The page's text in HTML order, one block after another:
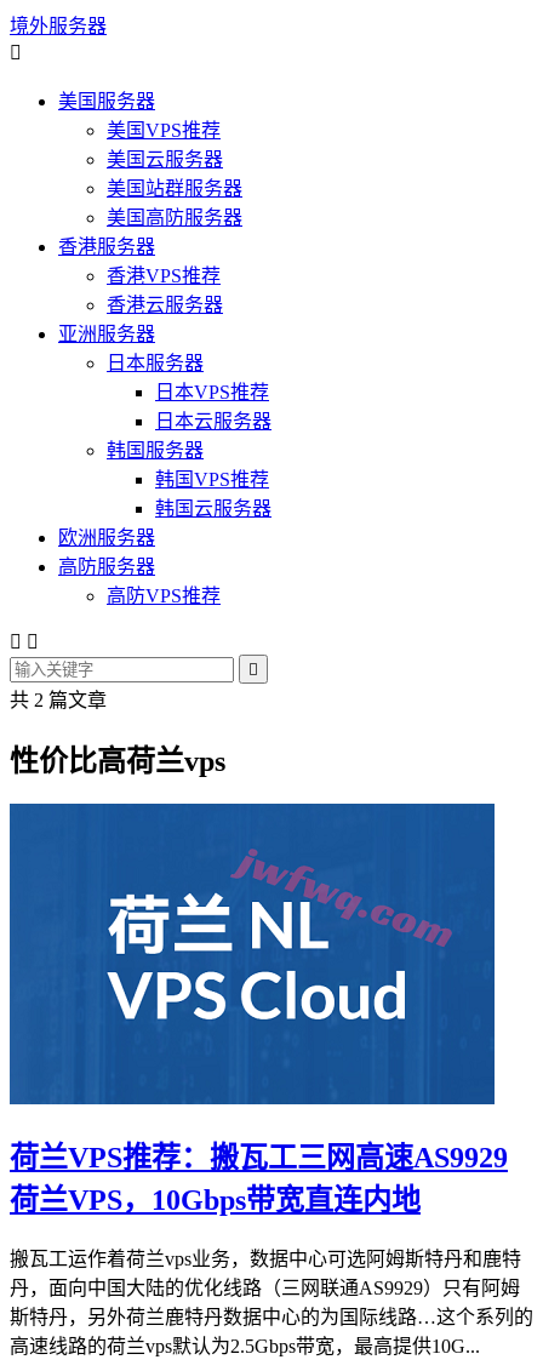
境外服务器

美国服务器
美国VPS推荐
美国云服务器
美国站群服务器
美国高防服务器
香港服务器
香港VPS推荐
香港云服务器
亚洲服务器
日本服务器
日本VPS推荐
日本云服务器
韩国服务器
韩国VPS推荐
韩国云服务器
欧洲服务器
高防服务器
高防VPS推荐
 

共 2 篇文章
性价比高荷兰vps
荷兰VPS推荐：搬瓦工三网高速AS9929
荷兰VPS，10Gbps带宽直连内地
搬瓦工运作着荷兰vps业务，数据中心可选阿姆斯特丹和鹿特
丹，面向中国大陆的优化线路（三网联通AS9929）只有阿姆
斯特丹，另外荷兰鹿特丹数据中心的为国际线路…这个系列的
高速线路的荷兰vps默认为2.5Gbps带宽，最高提供10G...